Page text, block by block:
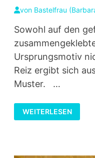
von Bastelfrau
Sowohl auf den
Ursprungsmotiv
Reiz ergibt sich
Muster. …
TEABAGFOLDING
–
TEEBEUTELFALTEN
WEITERLESEN